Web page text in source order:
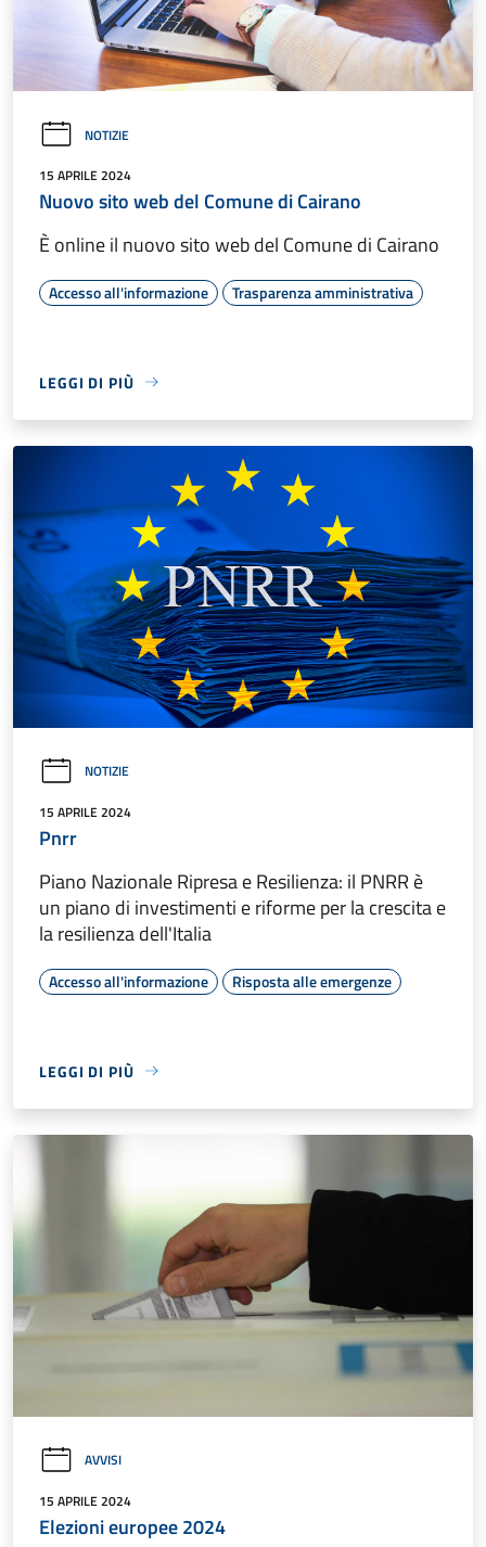
NOTIZIE
15 APRILE 2024
Nuovo sito web del Comune di Cairano
È online il nuovo sito web del Comune di Cairano
Accesso all'informazione Trasparenza amministrativa
LEGGI DI PIÙ
NOTIZIE
15 APRILE 2024
Pnrr
Piano Nazionale Ripresa e Resilienza: il PNRR è
un piano di investimenti e riforme per la crescita e
la resilienza dell'Italia
Accesso all'informazione Risposta alle emergenze
LEGGI DI PIÙ
AVVISI
15 APRILE 2024
Elezioni europee 2024